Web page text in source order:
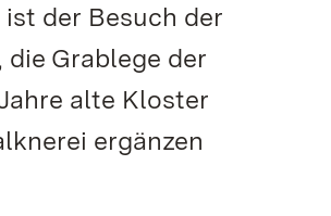
der Besuch der
Grablege der
alte Kloster
ergänzen